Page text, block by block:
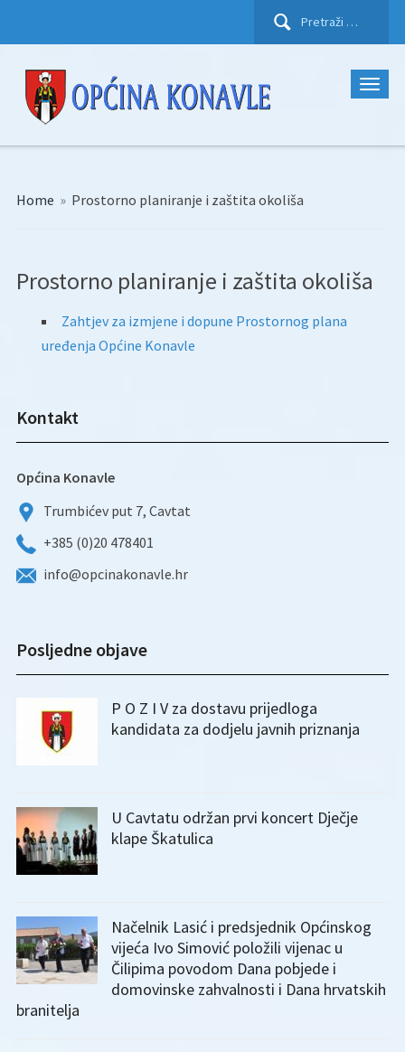
Pretraži:
Home » Prostorno planiranje i zaštita okoliša
Prostorno planiranje i zaštita okoliša
Zahtjev za izmjene i dopune Prostornog plana
uređenja Općine Konavle
Kontakt
Općina Konavle
Trumbićev put 7, Cavtat
+385 (0)20 478401
info@opcinakonavle.hr
Posljedne objave
P O Z I V za dostavu prijedloga
kandidata za dodjelu javnih priznanja
U Cavtatu održan prvi koncert Dječje
klape Škatulica
Načelnik Lasić i predsjednik Općinskog
vijeća Ivo Simović položili vijenac u
Čilipima povodom Dana pobjede i
domovinske zahvalnosti i Dana hrvatskih
branitelja